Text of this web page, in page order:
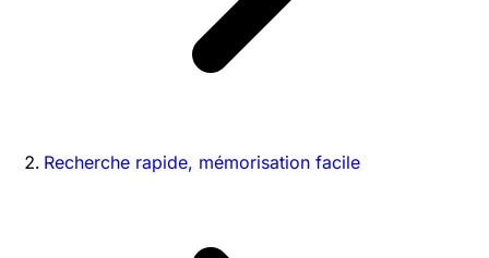
Recherche rapide, mémorisation facile